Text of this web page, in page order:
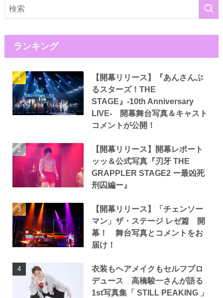
ランキング
【開幕リリース】『あんさんぶ
るスターズ！THE
STAGE』-10th Anniversary
LIVE- 開幕舞台写真＆キャスト
コメントが公開！
【開幕リリース】開幕レポート
ッッ＆公式写真『刃牙 THE
GRAPPLER STAGE2 ー最凶死
刑囚編ー』
【開幕リリース】「チェンソー
マン」ザ・ステージ レゼ篇 開
幕！ 舞台写真とコメントをお
届け！
衣装もヘアメイクもセルフプロ
デュース 高橋駿一さんが語る
1st写真集「 STILL PEAKING 」